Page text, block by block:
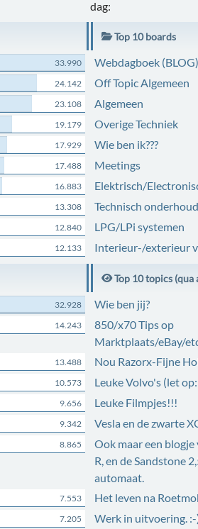
dag:
33.990
24.142
23.108
19.179
17.929
17.488
16.883
13.308
12.840
12.133
Top 10 boards
Webdagboek (BLOG)
Off Topic Algemeen
Algemeen
Overige Techniek
Wie ben ik???
Meetings
Elektrisch/
Technisch onderhoud
LPG/LPi systemen
Interieur-/exterieur
32.928
14.243
13.488
10.573
9.656
9.342
8.865
7.553
7.205
Top 10 topics (qua
Wie ben jij?
850/x70 Tips op
Marktplaats/eBay/
Nou Razorx-Fijne
Leuke Volvo's (let
Leuke Filmpjes!!!
Vesla en de zwarte
Ook maar een
R, en de Sandstone
automaat.
Het leven na
Werk in uitvoering. :-